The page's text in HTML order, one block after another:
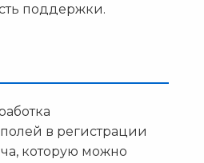
поддержки.
в регистрации
которую можно